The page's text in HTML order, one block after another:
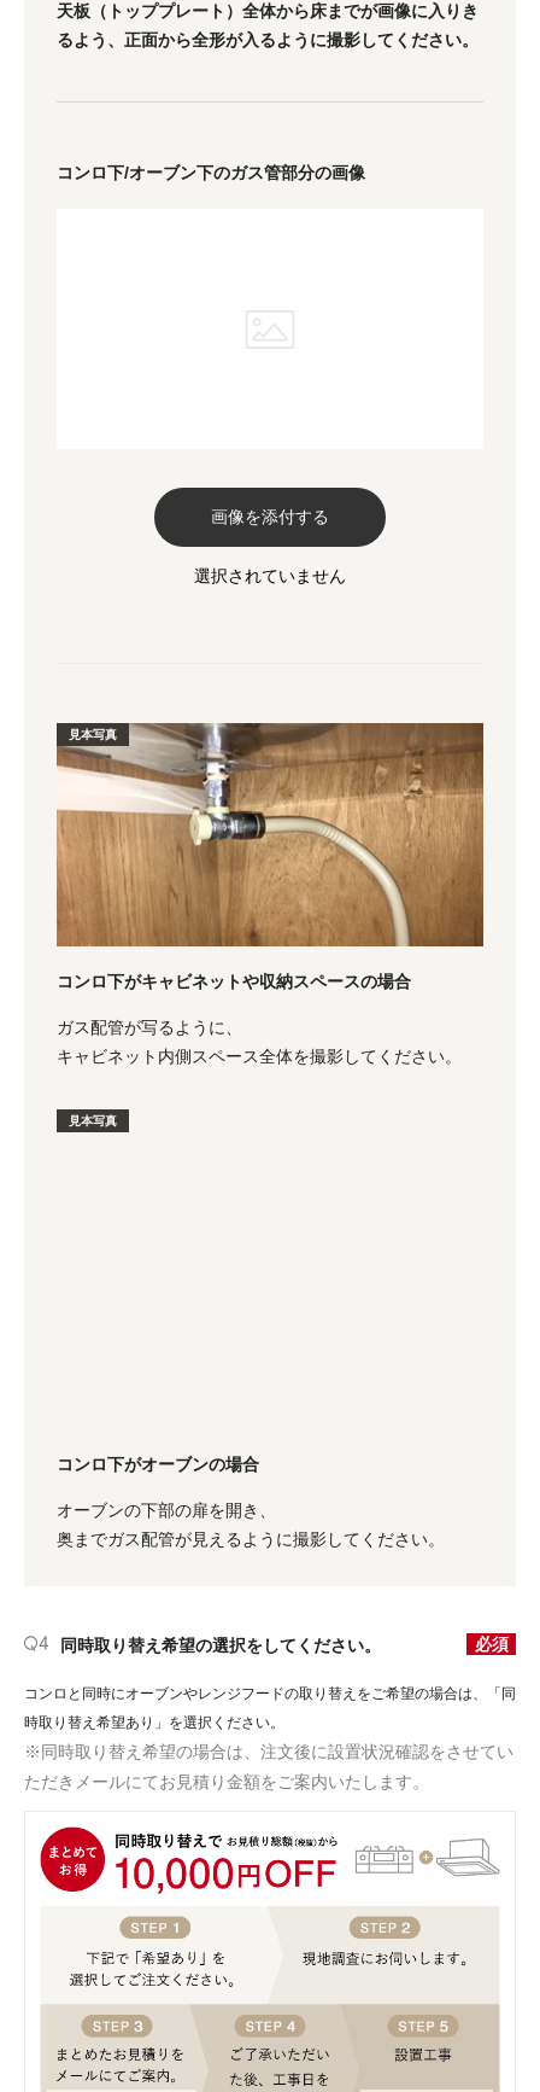
天板（トッププレート）全体から床までが画像に入りき
るよう、正面から全形が入るように撮影してください。
コンロ下/オーブン下のガス管部分の画像
画像を添付する
見本写真
コンロ下がキャビネットや収納スペースの場合
ガス配管が写るように、
キャビネット内側スペース全体を撮影してください。
見本写真
コンロ下がオーブンの場合
オーブンの下部の扉を開き、
奥までガス配管が見えるように撮影してください。
同時取り替え希望の選択をしてください。 必須
コンロと同時にオーブンやレンジフードの取り替えをご希望の場合は、「同
時取り替え希望あり」を選択ください。
※同時取り替え希望の場合は、注文後に設置状況確認をさせてい
ただきメールにてお見積り金額をご案内いたします。